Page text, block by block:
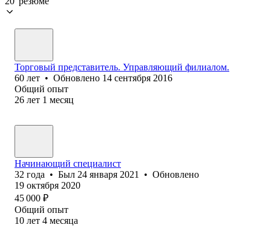
Торговый представитель. Управляющий филиалом.
60 лет • Обновлено 14 сентября 2016
Общий опыт
26 лет 1 месяц
Начинающий специалист
32 года • Был 24 января 2021 • Обновлено
19 октября 2020
45 000 ₽
Общий опыт
10 лет 4 месяца